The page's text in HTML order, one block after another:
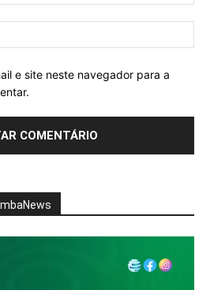
e site neste navegador para a